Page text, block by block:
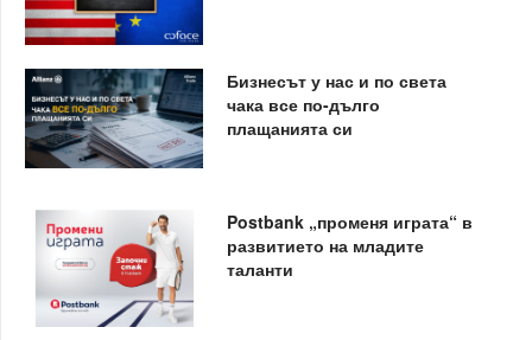
Бизнесът у нас и по света
чака все по-дълго
плащанията си
Postbank „променя играта“ в
развитието на младите
таланти